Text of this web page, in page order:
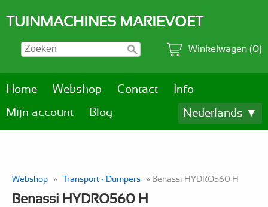
TUINMACHINES MARIEVOET
Winkelwagen (0)
Home Webshop Contact Info
Mijn account Blog Nederlands ▼
Webshop » Transport - Dumpers » Benassi HYDRO560 H
Benassi HYDRO560 H